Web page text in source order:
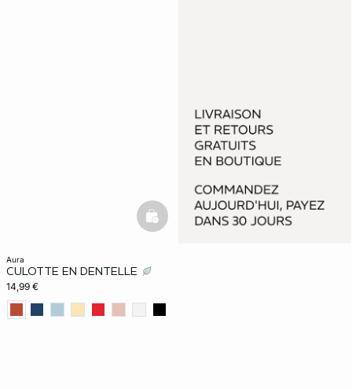
aura
CULOTTE EN DENTELLE
14,99 €
basketfull